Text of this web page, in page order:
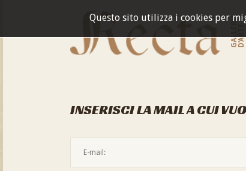
Questo sito utilizza i cookies perGALLERIAD'ARTE
INSERISCI LA MAIL A CUI